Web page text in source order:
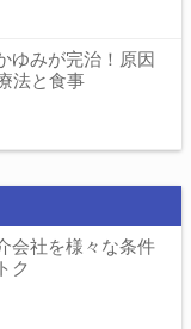
ゆみが完治！原因
法と食事
会社を様々な条件
ク